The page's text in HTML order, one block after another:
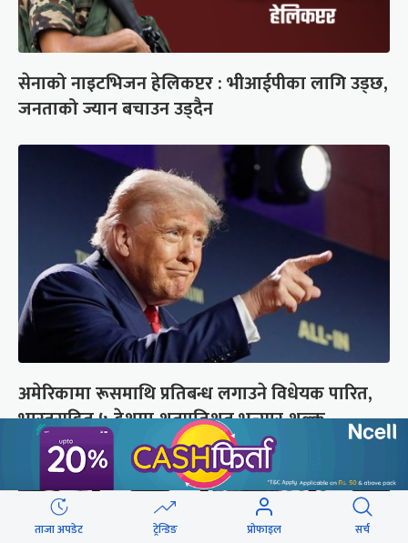
सेनाको नाइटभिजन हेलिकप्टर : भीआईपीका लागि उड्छ,
जनताको ज्यान बचाउन उड्दैन
अमेरिकामा रूसमाथि प्रतिबन्ध लगाउने विधेयक पारित,
भारतसहित ५ देशमा शतप्रतिशत भन्सार शुल्क
ताजा अपडेट ट्रेन्डिङ प्रोफाइल सर्च